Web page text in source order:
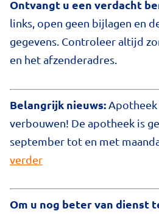
Ontvangt u een verdacht
links, open geen bijlagen en
gegevens. Controleer altijd
en het afzenderadres.
Belangrijk nieuws:
verbouwen! De apotheek is
september tot en met
verder
Om u nog beter van dienst